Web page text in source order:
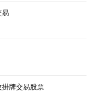
易
牌交易股票